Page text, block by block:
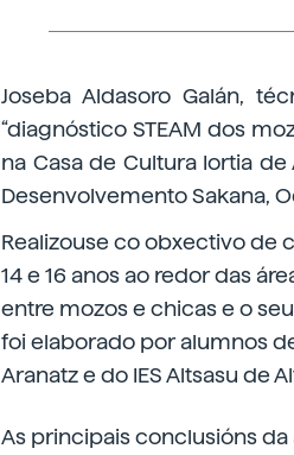
Joseba Aldasoro Galán,
“diagnóstico STEAM dos
na Casa de Cultura Iortia
Desenvolvemento Sakana,
Realizouse co obxectivo de
14 e 16 anos ao redor das
entre mozos e chicas e o
foi elaborado por alumnos
Aranatz e do IES Altsasu de
As principais conclusións da